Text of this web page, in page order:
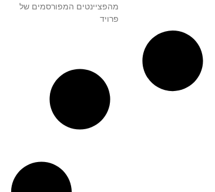
מהפציינטים המפורסמים של
פרויד